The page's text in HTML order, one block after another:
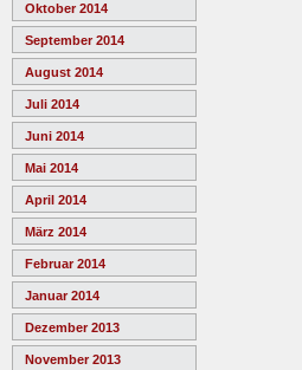
Oktober 2014
September 2014
August 2014
Juli 2014
Juni 2014
Mai 2014
April 2014
März 2014
Februar 2014
Januar 2014
Dezember 2013
November 2013